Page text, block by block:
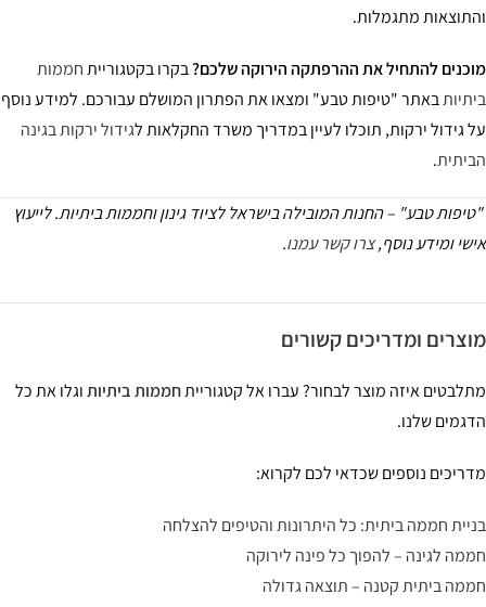
מתגמלות.
להתחיל את ההרפתקה הירוקה שלכם?בקרו בקטגורייתחממות
באתר "טיפות טבע" ומצאו את הפתרון המושלם עבורכם. למידע נוסף
גידול ירקות, תוכלו לעיין במדריך משרד החקלאות לגידול ירקות בגינה
.
טבע" – החנות המובילה בישראל לציוד גינון וחממות ביתיות. לייעוץ
ומידע נוסף,צרו קשר עמנו.
ומדריכים קשורים
איזה מוצר לבחור? עברו אל קטגורייתחממות ביתיותוגלו את כל
שלנו.
נוספים שכדאי לכם לקרוא:
חממה ביתית: כל היתרונות והטיפים להצלחה
לגינה – להפוך כל פינה לירוקה
ביתית קטנה – תוצאה גדולה